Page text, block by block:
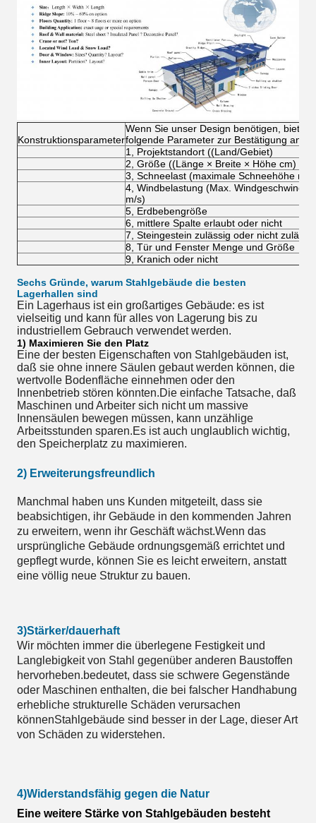
Konstruktionsparameter
Wenn Sie unser Design benötigen, bieten
folgende Parameter zur Bestätigung an:
1, Projektstandort ((Land/Gebiet)
2, Größe ((Länge × Breite × Höhe cm)
3, Schneelast (maximale Schneehöhe
4, Windbelastung (Max.
m/s)
5, Erdbebengröße
6, mittlere Spalte erlaubt oder nicht
7, Steingestein zulässig oder nicht
8, Tür und Fenster Menge und Größe
9, Kranich oder nicht
Sechs Gründe, warum Stahlgebäude die besten
Lagerhallen sind
Ein Lagerhaus ist ein großartiges Gebäude: es ist
vielseitig und kann für alles von Lagerung bis zu
industriellem Gebrauch verwendet werden.
1) Maximieren Sie den Platz
Eine der besten Eigenschaften von Stahlgebäuden ist,
daß sie ohne innere Säulen gebaut werden können, die
wertvolle Bodenfläche einnehmen oder den
Innenbetrieb stören könnten.Die einfache Tatsache, daß
Maschinen und Arbeiter sich nicht um massive
Innensäulen bewegen müssen, kann unzählige
Arbeitsstunden sparen.Es ist auch unglaublich wichtig,
den Speicherplatz zu maximieren.
2) Erweiterungsfreundlich
Manchmal haben uns Kunden mitgeteilt, dass sie
beabsichtigen, ihr Gebäude in den kommenden Jahren
zu erweitern, wenn ihr Geschäft wächst.Wenn das
ursprüngliche Gebäude ordnungsgemäß errichtet und
gepflegt wurde, können Sie es leicht erweitern, anstatt
eine völlig neue Struktur zu bauen.
3)Stärker/dauerhaft
Wir möchten immer die überlegene Festigkeit und
Langlebigkeit von Stahl gegenüber anderen Baustoffen
hervorheben.bedeutet, dass sie schwere Gegenstände
oder Maschinen enthalten, die bei falscher Handhabung
erhebliche strukturelle Schäden verursachen
könnenStahlgebäude sind besser in der Lage, dieser Art
von Schäden zu widerstehen.
4)Widerstandsfähig gegen die Natur
Eine weitere Stärke von Stahlgebäuden besteht